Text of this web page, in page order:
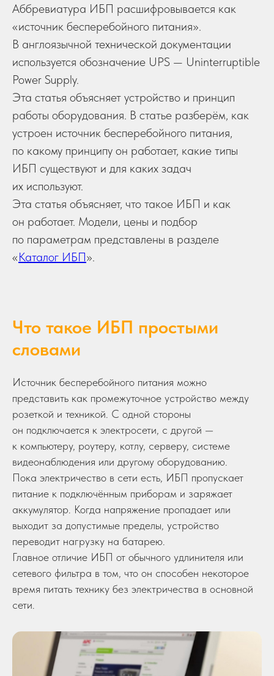
Аббревиатура ИБП расшифровывается как
«источник бесперебойного питания».
В англоязычной технической документации
используется обозначение UPS — Uninterruptible
Power Supply.
Эта статья объясняет устройство и принцип
работы оборудования. В статье разберём, как
устроен источник бесперебойного питания,
по какому принципу он работает, какие типы
ИБП существуют и для каких задач
их используют.
Эта статья объясняет, что такое ИБП и как
он работает. Модели, цены и подбор
по параметрам представлены в разделе
«Каталог ИБП».
Что такое ИБП простыми
словами
Источник бесперебойного питания можно
представить как промежуточное устройство между
розеткой и техникой. С одной стороны
он подключается к электросети, с другой —
к компьютеру, роутеру, котлу, серверу, системе
видеонаблюдения или другому оборудованию.
Пока электричество в сети есть, ИБП пропускает
питание к подключённым приборам и заряжает
аккумулятор. Когда напряжение пропадает или
выходит за допустимые пределы, устройство
переводит нагрузку на батарею.
Главное отличие ИБП от обычного удлинителя или
сетевого фильтра в том, что он способен некоторое
время питать технику без электричества в основной
сети.